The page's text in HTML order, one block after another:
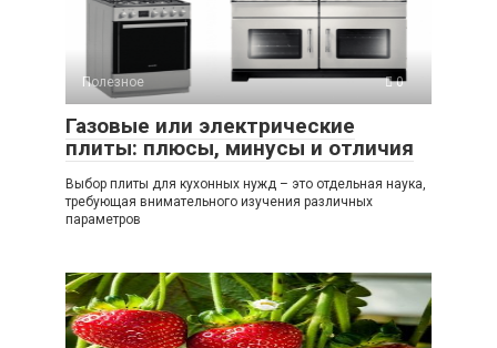
Полезное 0
Газовые или электрические
плиты: плюсы, минусы и отличия
Выбор плиты для кухонных нужд – это отдельная наука,
требующая внимательного изучения различных
параметров